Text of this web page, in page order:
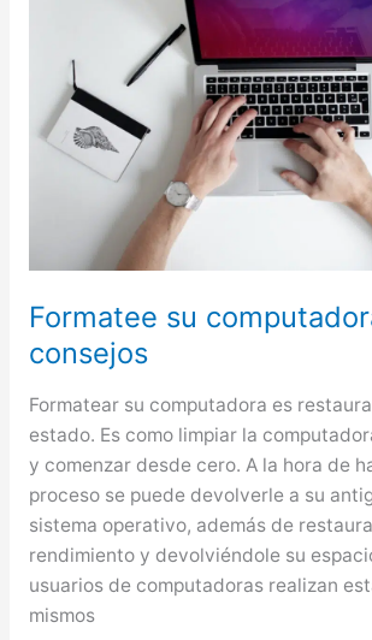
Formatee su
consejos
Formatear su computadora es
estado. Es como limpiar la
y comenzar desde cero. A la hora de
proceso se puede devolverle a su
sistema operativo, además de
rendimiento y devolviéndole su
usuarios de computadoras realizan
mismos